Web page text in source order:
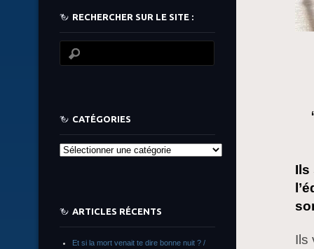
Ils
Ils
RECHERCHER SUR LE SITE :
CATÉGORIES
Catégories
ARTICLES RÉCENTS
Et si la mort venait te dire bonne nuit ? /